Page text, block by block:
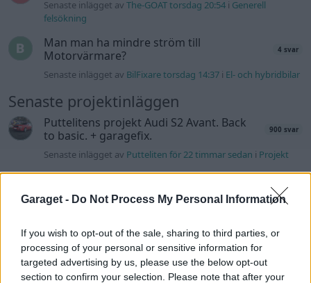
Garaget - Do Not Process My Personal Information
If you wish to opt-out of the sale, sharing to third parties, or
processing of your personal or sensitive information for
targeted advertising by us, please use the below opt-out
section to confirm your selection. Please note that after your
Senaste inlägget avThe-GOAT torsdag 20:54 i Generell
felsökning
Man man ha mindre ström till
Motorvärmare?
4 svar
Senaste inlägget av BilFixare torsdag 14:37 i El- och hybridbilar
Senaste projektinläggen
Puttelitens projekt Audi S2 Avant. Back
to basic. + garagefix.
900 svar
Senaste inlägget av Putteliten för 22 timmar sedan i Projekt
Volkswagen Golf MK4 v6 4motion OEM++
med JDM inspiration.
14 svar
Manta b som ska räddas (kaross eller
delar sökes)
Senaste inlägget avTyfors torsdag 23:25iProjekt